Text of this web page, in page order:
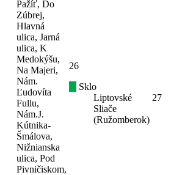
Pažíť, Do
Zúbrej,
Hlavná
ulica, Jarná
ulica, K
Medokýšu,
Na Majeri,
Nám.
Ľudovíta
Fullu,
Nám.J.
Kútnika-
Šmálova,
Nižnianska
ulica, Pod
Pivničiskom,
26
Sklo
Liptovské
Sliače
(Ružomberok)
27